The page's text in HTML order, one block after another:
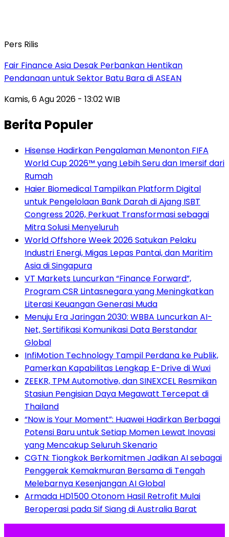
Pers Rilis
Fair Finance Asia Desak Perbankan Hentikan
Pendanaan untuk Sektor Batu Bara di ASEAN
Kamis, 6 Agu 2026 - 13:02 WIB
Berita Populer
Hisense Hadirkan Pengalaman Menonton FIFA
World Cup 2026™ yang Lebih Seru dan Imersif dari
Rumah
Haier Biomedical Tampilkan Platform Digital
untuk Pengelolaan Bank Darah di Ajang ISBT
Congress 2026, Perkuat Transformasi sebagai
Mitra Solusi Menyeluruh
World Offshore Week 2026 Satukan Pelaku
Industri Energi, Migas Lepas Pantai, dan Maritim
Asia di Singapura
VT Markets Luncurkan “Finance Forward”,
Program CSR Lintasnegara yang Meningkatkan
Literasi Keuangan Generasi Muda
Menuju Era Jaringan 2030: WBBA Luncurkan AI-
Net, Sertifikasi Komunikasi Data Berstandar
Global
InfiMotion Technology Tampil Perdana ke Publik,
Pamerkan Kapabilitas Lengkap E-Drive di Wuxi
ZEEKR, TPM Automotive, dan SINEXCEL Resmikan
Stasiun Pengisian Daya Megawatt Tercepat di
Thailand
“Now is Your Moment”: Huawei Hadirkan Berbagai
Potensi Baru untuk Setiap Momen Lewat Inovasi
yang Mencakup Seluruh Skenario
CGTN: Tiongkok Berkomitmen Jadikan AI sebagai
Penggerak Kemakmuran Bersama di Tengah
Melebarnya Kesenjangan AI Global
Armada HD1500 Otonom Hasil Retrofit Mulai
Beroperasi pada Sif Siang di Australia Barat